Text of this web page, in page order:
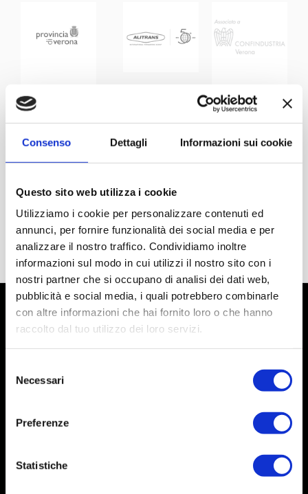
Consenso Dettagli Informazioni sui cookie
Questo sito web utilizza i cookie
Utilizziamo i cookie per personalizzare contenuti ed
annunci, per fornire funzionalità dei social media e per
analizzare il nostro traffico. Condividiamo inoltre
informazioni sul modo in cui utilizzi il nostro sito con i
nostri partner che si occupano di analisi dei dati web,
pubblicità e social media, i quali potrebbero combinarle
con altre informazioni che hai fornito loro o che hanno
raccolto dal tuo utilizzo dei loro servizi.
delNecessari
Preferenze
Statistiche
Social